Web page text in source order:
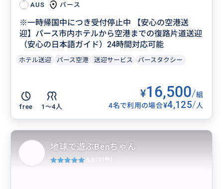
AUS パース
※一時帰国中につき受付停止中 【安心の空港送
迎】パース市内ホテルから空港までの復路片道送迎
（安心の日本語ガイド）24時間対応可能
ホテル送迎 パース空港 送迎サービス パースタクシー
free 1〜4人
¥16,500/組
4名で利用の場合¥4,125/人
地球で遊ぶBenちゃん
5.0 (61件)